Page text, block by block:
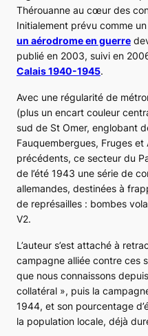
Thérouanne au cœur des
Initialement prévu comme
un aérodrome en guerre
publié en 2003, suivi en
Calais 1940-1945.
Avec une régularité de
(plus un encart couleur
sud de St Omer, englobant
Fauquembergues, Fruges
précédents, ce secteur du
de l’été 1943 une série de
allemandes, destinées à
de représailles : bombes
V2.
L’auteur s’est attaché à
campagne alliée contre ces
que nous connaissons
collatéral », puis la
1944, et son pourcentage
la population locale, déjà